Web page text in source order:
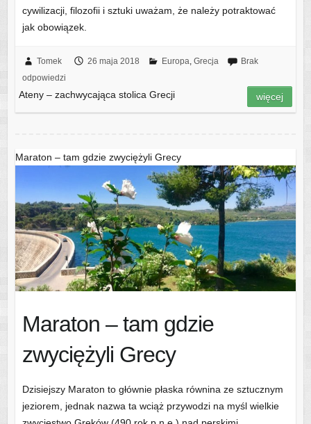
cywilizacji, filozofii i sztuki uważam, że należy potraktować
jak obowiązek.
Tomek 26 maja 2018 Europa Grecja
Brak
odpowiedzi
Ateny – zachwycająca stolica Grecji więcej
Maraton – tam gdzie zwyciężyli Grecy
Maraton – tam gdzie
zwyciężyli Grecy
Dzisiejszy Maraton to głównie płaska równina ze sztucznym
jeziorem, jednak nazwa ta wciąż przywodzi na myśl wielkie